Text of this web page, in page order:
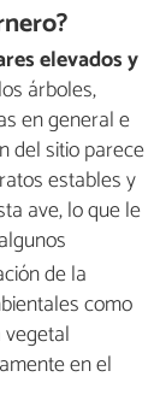
elevados y
árboles,
en general e
del sitio parece
estables y
ave, lo que le
de la
como
en el